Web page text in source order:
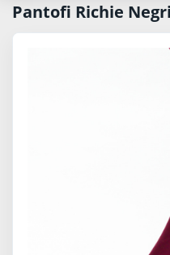
Pantofi Richie